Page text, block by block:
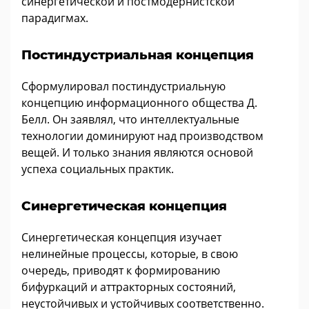
парадигмах.
Постиндустриальная концепция
Сформулировал постиндустриальную
концепцию информационного общества Д.
Белл. Он заявлял, что интеллектуальные
технологии доминируют над производством
вещей. И только знания являются основой
успеха социальных практик.
Синергетическая концепция
Синергетическая концепция изучает
нелинейные процессы, которые, в свою
очередь, приводят к формированию
бифуркаций и аттракторных состояний,
неустойчивых и устойчивых соответственно.